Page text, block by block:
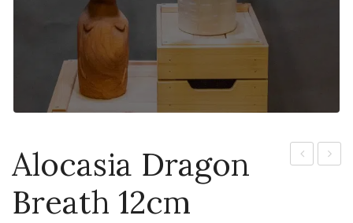
Alocasia Dragon
Breath 12cm